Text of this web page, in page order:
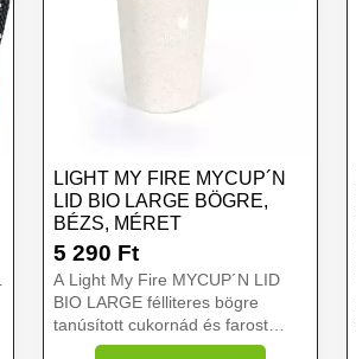
LIGHT MY FIRE MYCUP´N
LID BIO LARGE BÖGRE,
BÉZS, MÉRET
5 290 Ft
A Light My Fire MYCUP´N LID
BIO LARGE félliteres bögre
tanúsított cukornád és farost
alapú bioműanyagból készült.